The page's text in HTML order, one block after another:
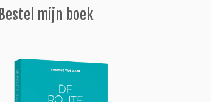
Bestel mijn boek